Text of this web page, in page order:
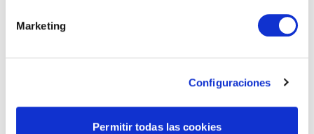
Marketing
Configuraciones
Permitir todas las cookies